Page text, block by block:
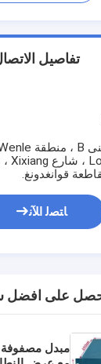
تفاصيل
ﺎﺘﺼﻟ ﺍﻶﻧ
على افضل
مبدل